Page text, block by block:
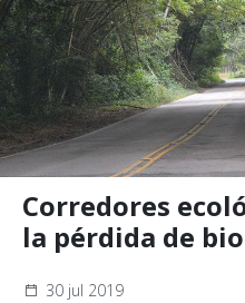
Corredores
la pérdida de
30 jul 2019